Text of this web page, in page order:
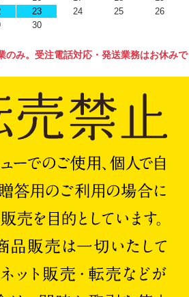
23 24 25
26
30
み。受注電話対応・発送業務はお休みで